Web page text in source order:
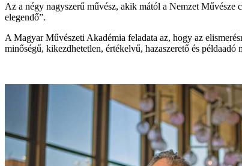
Az a négy nagyszerű művész, akik mától a Nemzet Művésze
elegendő”.
A Magyar Művészeti Akadémia feladata az, hogy az
minőségű, kikezdhetetlen, értékelvű, hazaszerető és